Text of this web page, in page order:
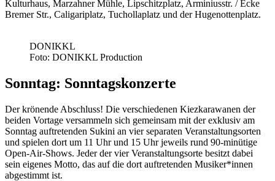
Kulturhaus, Marzahner Mühle, Lipschitzplatz, Arminiusstr. / Ecke
Bremer Str., Caligariplatz, Tuchollaplatz und der Hugenottenplatz.
DONIKKL
Foto: DONIKKL Production
Sonntag: Sonntagskonzerte
Der krönende Abschluss! Die verschiedenen Kiezkarawanen der
beiden Vortage versammeln sich gemeinsam mit der exklusiv am
Sonntag auftretenden Sukini an vier separaten Veranstaltungsorten
und spielen dort um 11 Uhr und 15 Uhr jeweils rund 90-minütige
Open-Air-Shows. Jeder der vier Veranstaltungsorte besitzt dabei
sein eigenes Motto, das auf die dort auftretenden Musiker*innen
abgestimmt ist.